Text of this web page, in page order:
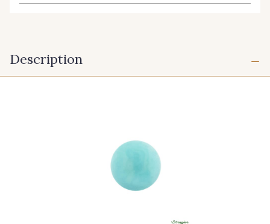
Description